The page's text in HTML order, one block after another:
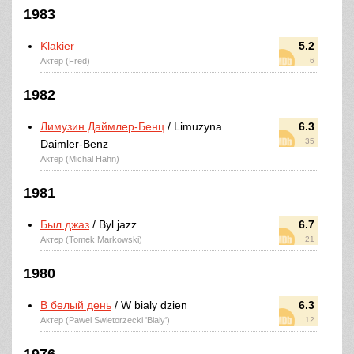
1983
5.2
6
Klakier
Актер (Fred)
1982
6.3
35
Лимузин Даймлер-Бенц / Limuzyna
Daimler-Benz
Актер (Michal Hahn)
1981
6.7
21
Был джаз / Byl jazz
Актер (Tomek Markowski)
1980
6.3
12
В белый день / W bialy dzien
Актер (Pawel Swietorzecki 'Bialy')